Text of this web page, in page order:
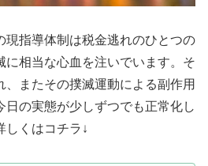
現指導体制は税金逃れのひとつの
に相当な心血を注いでいます。そ
またその撲滅運動による副作用
日の実態が少しずつでも正常化し
しくはコチラ↓